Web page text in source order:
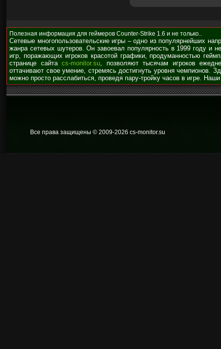
Полезная информация для геймеров Counter-Strike 1.6 и не только..
Сетевые многопользовательские игры – одно из популярнейших
жанра сетевых шутеров. Он завоевал популярность в 1999 году и
игр, поражающих игроков красотой графики, продуманностью
странице сайта cs-monitor.su, позволяют тысячам игроков
оттачивают свое умение, стремясь достигнуть уровня чемпионов.
можно просто расслабиться, проведя пару-тройку часов в игре.
Все права защищены © 2009-2026 cs-monitor.su